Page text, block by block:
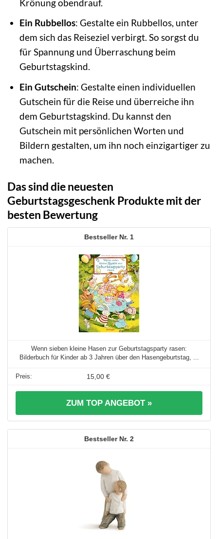
Krönung obendrauf.
Ein Rubbellos: Gestalte ein Rubbellos, unter
dem sich das Reiseziel verbirgt. So sorgst du
für Spannung und Überraschung beim
Geburtstagskind.
Ein Gutschein: Gestalte einen individuellen
Gutschein für die Reise und überreiche ihn
dem Geburtstagskind. Du kannst den
Gutschein mit persönlichen Worten und
Bildern gestalten, um ihn noch einzigartiger zu
machen.
Das sind die neuesten
Geburtstagsgeschenk Produkte mit der
besten Bewertung
1
Wenn sieben kleine Hasen zur Geburtstagsparty rasen:
Bilderbuch für Kinder ab 3 Jahren über den Hasengeburtstag, ...
15,00 €
ZUM TOP ANGEBOT »
2